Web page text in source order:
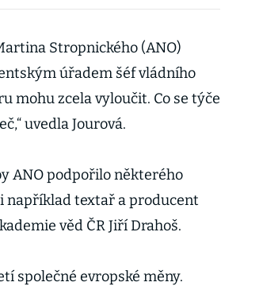
Stropnického (ANO)
úřadem šéf vládního
mohu zcela vyloučit. Co se týče
uvedla Jourová.
ANO podpořilo některého
například textař a producent
věd ČR Jiří Drahoš.
společné evropské měny.